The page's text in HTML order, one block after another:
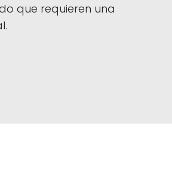
que requieren una